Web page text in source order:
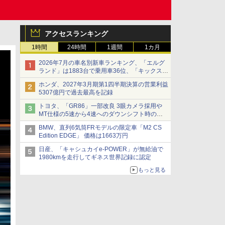
アクセスランキング
1時間 24時間 1週間 1カ月
2026年7月の車名別新車ランキング、「エルグ
ランド」は1883台で乗用車36位、「キックス」
は2591台で27位に
ホンダ、2027年3月期第1四半期決算の営業利益
5307億円で過去最高を記録
トヨタ、「GR86」一部改良 3眼カメラ採用や
MT仕様の5速から4速へのダウンシフト時の操
作性向上など
BMW、直列6気筒FRモデルの限定車「M2 CS
Edition EDGE」 価格は1663万円
日産、「キャシュカイe-POWER」が無給油で
1980kmを走行してギネス世界記録に認定
もっと見る